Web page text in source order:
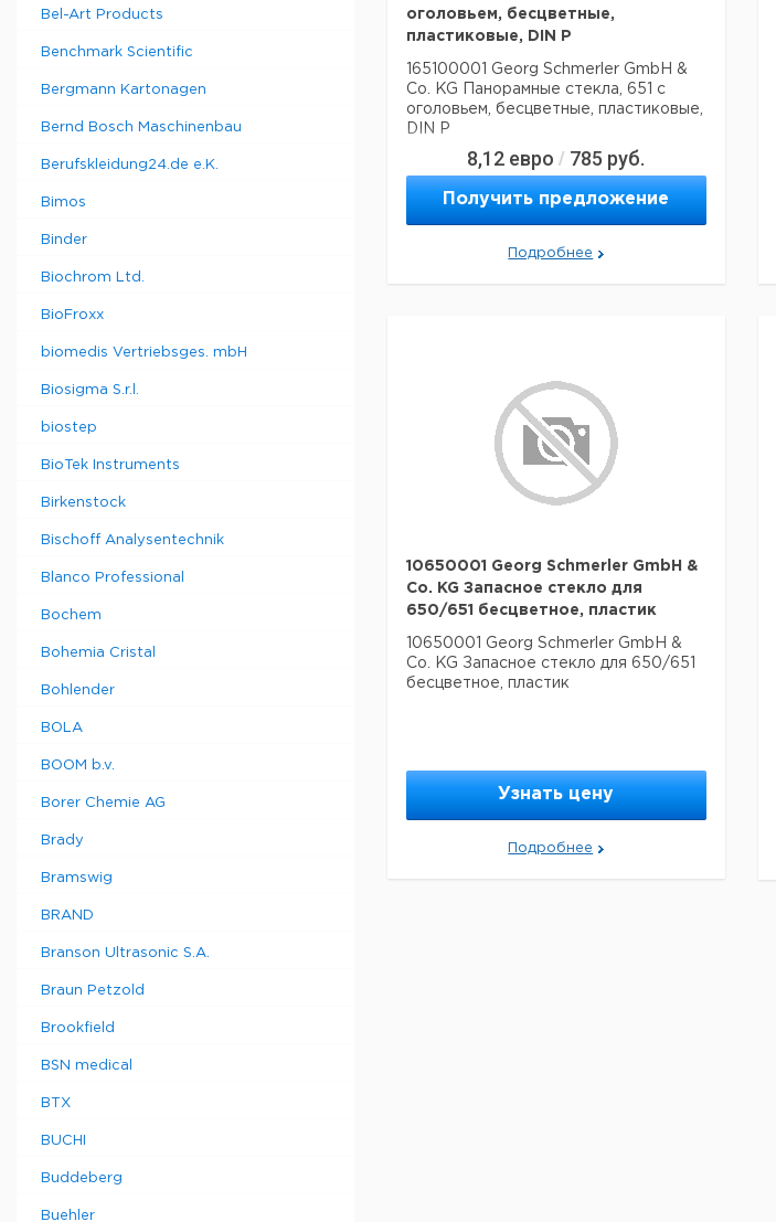
Bel-Art Products
Benchmark Scientific
Bergmann Kartonagen
Bernd Bosch Maschinenbau
Berufskleidung24.de e.K.
Bimos
Binder
Biochrom Ltd.
BioFroxx
biomedis Vertriebsges. mbH
Biosigma S.r.l.
biostep
BioTek Instruments
Birkenstock
Bischoff Analysentechnik
Blanco Professional
Bochem
Bohemia Cristal
Bohlender
BOLA
BOOM b.v.
Borer Chemie AG
Brady
Bramswig
BRAND
Branson Ultrasonic S.A.
Braun Petzold
Brookfield
BSN medical
BTX
BUCHI
Buddeberg
Buehler
оголовьем, бесцветные,
пластиковые, DIN P
165100001 Georg Schmerler GmbH &
Co. KG Панорамные стекла, 651 с
оголовьем, бесцветные, пластиковые,
DIN P
8,12евро / 785 руб.
Получить предложение
Подробнее
10650001 Georg Schmerler GmbH &
Co. KG Запасное стекло для
650/651 бесцветное, пластик
10650001 Georg Schmerler GmbH &
Co. KG Запасное стекло для 650/651
бесцветное, пластик
Узнать цену
Подробнее